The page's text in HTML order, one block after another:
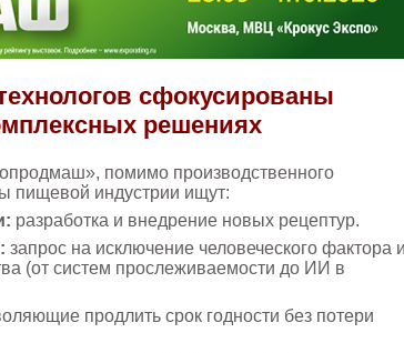
сфокусированы
решениях
помимо производственного
пищевой индустрии ищут:
разработка и внедрение новых рецептур.
запрос на исключение человеческого фактора
(от систем прослеживаемости до ИИ в
продлить срок годности без потери